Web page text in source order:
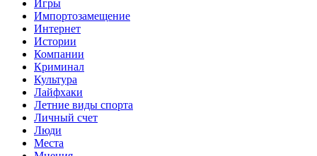
Игры
Импортозамещение
Интернет
Истории
Компании
Криминал
Культура
Лайфхаки
Летние виды спорта
Личный счет
Люди
Места